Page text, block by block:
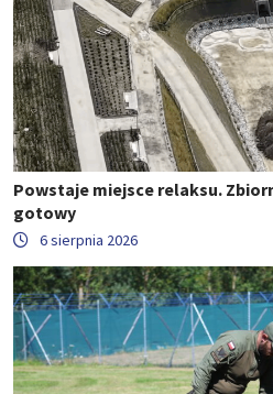
Powstaje miejsce relaksu.
gotowy
6 sierpnia 2026